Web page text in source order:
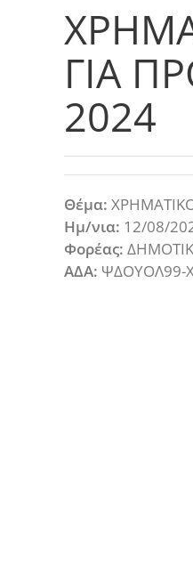
ΓΙΑ
2024
Θέμα:
Ημ/νια: 12/08/
Φορέας:
ΑΔΑ: ΨΔΟΥΟΛ99-